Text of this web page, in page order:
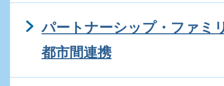
パートナーシップ・ファミ
都市間連携